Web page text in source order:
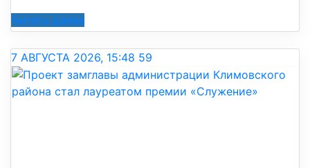
Читать далее
7 АВГУСТА 2026, 15:48 59